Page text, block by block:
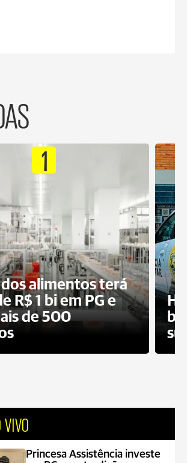
1
alimentos terá
R$ 1 bi em PG e
de 500
Princesa Assistência investe